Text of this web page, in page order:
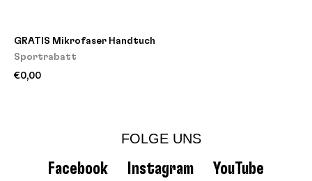
GRATIS Mikrofaser Handtuch
Sportrabatt
€0,00
FOLGE UNS
Facebook Instagram YouTube